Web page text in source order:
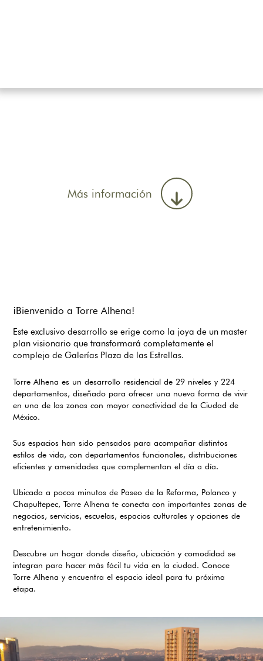
Más información
¡Bienvenido a Torre Alhena!
Este exclusivo desarrollo se erige como la joya de un master
plan visionario que transformará completamente el
complejo de Galerías Plaza de las Estrellas.
Torre Alhena es un desarrollo residencial de 29 niveles y 224
departamentos, diseñado para ofrecer una nueva forma de vivir
en una de las zonas con mayor conectividad de la Ciudad de
México.
Sus espacios han sido pensados para acompañar distintos
estilos de vida, con departamentos funcionales, distribuciones
eficientes y amenidades que complementan el día a día.
Ubicada a pocos minutos de Paseo de la Reforma, Polanco y
Chapultepec, Torre Alhena te conecta con importantes zonas de
negocios, servicios, escuelas, espacios culturales y opciones de
entretenimiento.
Descubre un hogar donde diseño, ubicación y comodidad se
integran para hacer más fácil tu vida en la ciudad. Conoce
Torre Alhena y encuentra el espacio ideal para tu próxima
etapa.